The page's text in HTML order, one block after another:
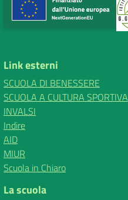
Link esterni
SCUOLA DI BENESSERE
SCUOLA A CULTURA SPORTIVA
INVALSI
Indire
AID
MIUR
Scuola in Chiaro
La scuola